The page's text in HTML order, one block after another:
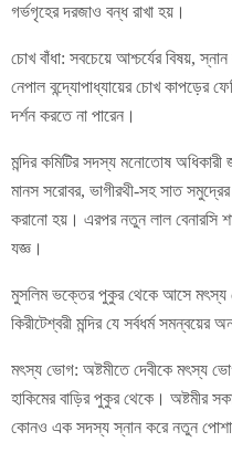
গর্ভগৃহের দরজাও বন্ধ রাখা হয়।
চোখ বাঁধা: সবচেয়ে আশ্চর্যের বিষয়,
নেপাল বন্দ্যোপাধ্যায়ের চোখ কাপড়ের
দর্শন করতে না পারেন।
মন্দির কমিটির সদস্য মনোতোষ
মানস সরোবর, ভাগীরথী-সহ সাত
করানো হয়। এরপর নতুন লাল বেনারসি
যজ্ঞ।
মুসলিম ভক্তের পুকুর থেকে আসে
কিরীটেশ্বরী মন্দির যে সর্বধর্ম
মৎস্য ভোগ: অষ্টমীতে দেবীকে মৎস্য
হাকিমের বাড়ির পুকুর থেকে। অষ্টমীর
কোনও এক সদস্য স্নান করে নতুন